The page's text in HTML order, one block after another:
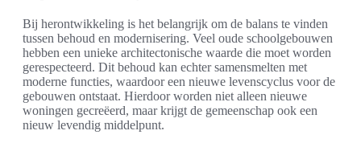
Bij herontwikkeling is het belangrijk om de balans te vinden
tussen behoud en modernisering. Veel oude schoolgebouwen
hebben een unieke architectonische waarde die moet worden
gerespecteerd. Dit behoud kan echter samensmelten met
moderne functies, waardoor een nieuwe levenscyclus voor de
gebouwen ontstaat. Hierdoor worden niet alleen nieuwe
woningen gecreëerd, maar krijgt de gemeenschap ook een
nieuw levendig middelpunt.